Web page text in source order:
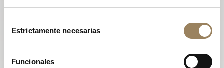
Estrictamente necesarias
Funcionales